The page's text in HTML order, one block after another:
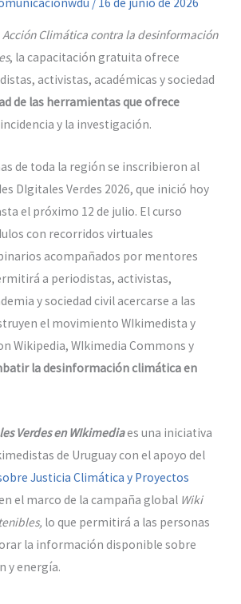
Acción Climática contra la desinformación
, la capacitación gratuita ofrece
activistas, académicas y sociedad
de las herramientas que ofrece
y la investigación.
de toda la región se inscribieron al
DIgitales Verdes 2026, que inició hoy
el próximo 12 de julio. El curso
con recorridos virtuales
acompañados por mentores
a periodistas, activistas,
y sociedad civil acercarse a las
el movimiento WIkimedista y
Wikipedia, WIkimedia Commons y
la desinformación climática en
Verdes en WIkimediaes una iniciativa
de Uruguay con el apoyo del
Justicia Climática y Proyectos
el marco de la campaña global Wiki
lo que permitirá a las personas
la información disponible sobre
y energía.